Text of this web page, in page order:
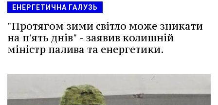
ЕНЕРГЕТИЧНА ГАЛУЗЬ
"Протягом зими світло може зникати
на п'ять днів" - заявив колишній
міністр палива та енергетики.